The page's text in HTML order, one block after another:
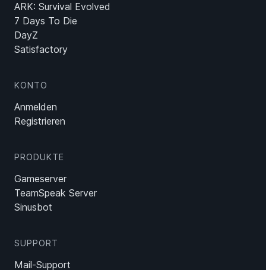
ARK: Survival Evolved
7 Days To Die
DayZ
Satisfactory
KONTO
Anmelden
Registrieren
PRODUKTE
Gameserver
TeamSpeak Server
Sinusbot
SUPPORT
Mail-Support